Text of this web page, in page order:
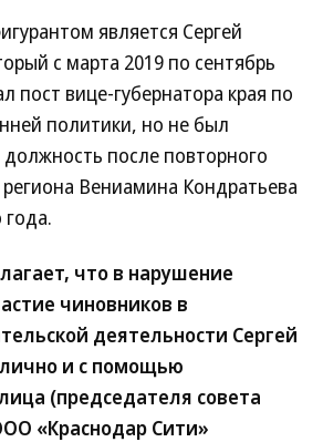
является Сергей
с марта 2019 по сентябрь
пост вице-губернатора края по
политики, но не был
после повторного
Вениамина Кондратьева
что в нарушение
чиновников в
деятельности Сергей
и с помощью
(председателя совета
«Краснодар Сити»